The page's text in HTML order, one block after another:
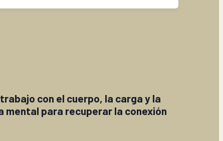
con el cuerpo, la carga y la
para recuperar la conexión